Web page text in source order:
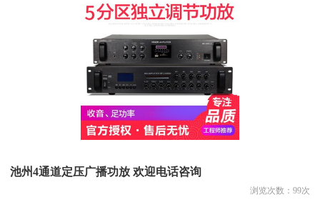
池州4通道定压广播功放 欢迎电话咨询
浏览次数： 99次